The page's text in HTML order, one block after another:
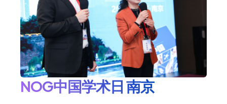
NOG中国学术日 南京